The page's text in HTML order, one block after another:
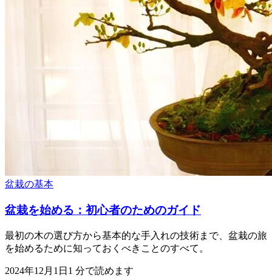
盆栽の基本
盆栽を始める：初心者のためのガイド
最初の木の選び方から基本的な手入れの技術まで、盆栽の旅
を始めるために知っておくべきことのすべて。
2024年12月1日 1 分で読めます